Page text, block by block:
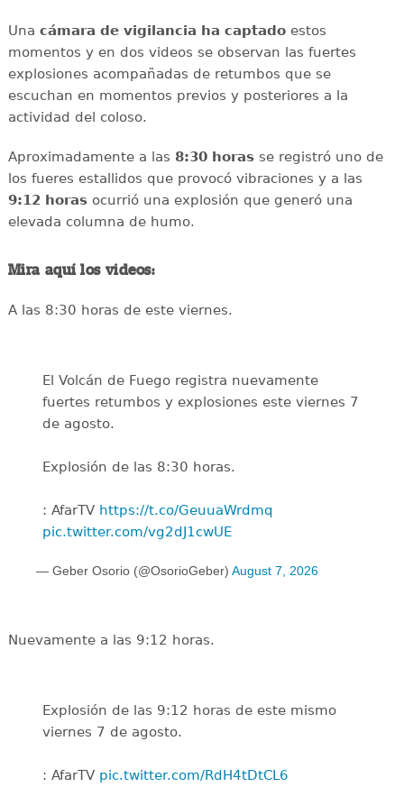
Una cámara de vigilancia ha captadoestos
momentos y en dos videos se observan las fuertes
explosiones acompañadas de retumbos que se
escuchan en momentos previos y posteriores a la
actividad del coloso.
Aproximadamente a las 8:30 horasse registró uno de
los fueres estallidos que provocó vibraciones y a las
9:12 horasocurrió una explosión que generó una
elevada columna de humo.
Mira aquí los videos:
A las 8:30 horas de este viernes.
El Volcán de Fuego registra nuevamente
fuertes retumbos y explosiones este viernes 7
de agosto.
Explosión de las 8:30 horas.
: AfarTV https://t.co/GeuuaWrdmq
pic.twitter.com/vg2dJ1cwUE
— Geber Osorio (@OsorioGeber) August 7, 2026
Nuevamente a las 9:12 horas.
Explosión de las 9:12 horas de este mismo
viernes 7 de agosto.
: AfarTV pic.twitter.com/RdH4tDtCL6